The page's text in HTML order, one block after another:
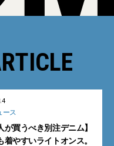
ース
が買うべき別注デニム】
着やすいライトオンス。